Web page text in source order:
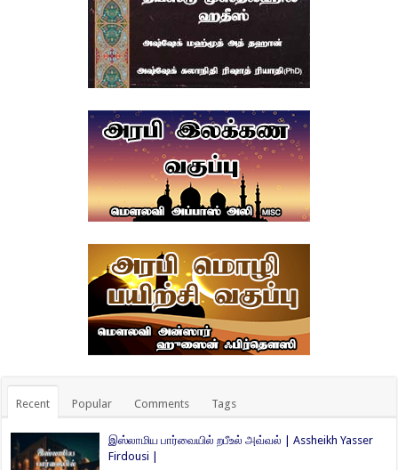
Recent Popular Comments Tags
இஸ்லாமிய பார்வையில் றபீஉல் அவ்வல் | Assheikh Yasser
Firdousi |